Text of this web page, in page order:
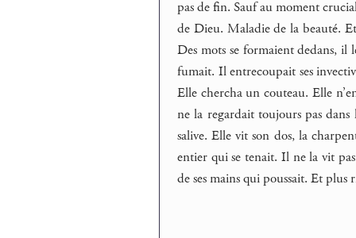
pas de fin. Sauf au moment
de Dieu. Maladie de la beauté.
Des mots se formaient dedans,
fumait. Il entrecoupait ses
Elle chercha un couteau. Elle
ne la regardait toujours pas
salive. Elle vit son dos, la
entier qui se tenait. Il ne la vit
de ses mains qui poussait. Et